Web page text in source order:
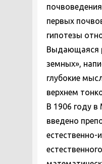
первых
гипотезы
Выдающаяся
земных»,
глубокие
верхнем
В 1906 году
введено
естественно-